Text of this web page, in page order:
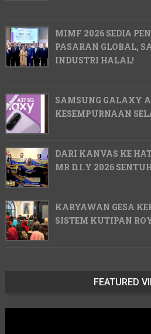
MIMF 2026 SEDIA
PASARAN GLOBAL,
INDUSTRI HALAL!
SAMSUNG GALAXY
KESEMPURNAAN
DARI KANVAS KE
MR D.I.Y 2026
KARYAWAN GESA
SISTEM KUTIPAN
FEATURED